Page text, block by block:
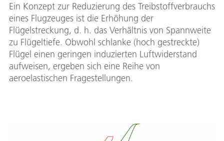
Ein Konzept zur Reduzierung des Treibstoffverbrauchs
eines Flugzeuges ist die Erhöhung der
Flügelstreckung, d. h. das Verhältnis von Spannweite
zu Flügeltiefe. Obwohl schlanke (hoch gestreckte)
Flügel einen geringen induzierten Luftwiderstand
aufweisen, ergeben sich eine Reihe von
aeroelastischen Fragestellungen.